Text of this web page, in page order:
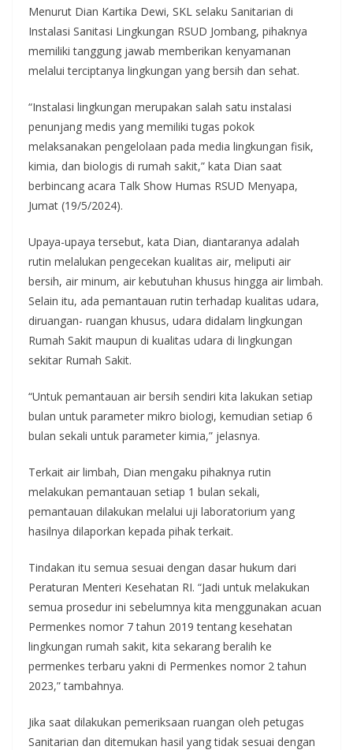
Menurut Dian Kartika Dewi, SKL selaku Sanitarian di
Instalasi Sanitasi Lingkungan RSUD Jombang, pihaknya
memiliki tanggung jawab memberikan kenyamanan
melalui terciptanya lingkungan yang bersih dan sehat.
“Instalasi lingkungan merupakan salah satu instalasi
penunjang medis yang memiliki tugas pokok
melaksanakan pengelolaan pada media lingkungan fisik,
kimia, dan biologis di rumah sakit,” kata Dian saat
berbincang acara Talk Show Humas RSUD Menyapa,
Jumat (19/5/2024).
Upaya-upaya tersebut, kata Dian, diantaranya adalah
rutin melalukan pengecekan kualitas air, meliputi air
bersih, air minum, air kebutuhan khusus hingga air limbah.
Selain itu, ada pemantauan rutin terhadap kualitas udara,
diruangan- ruangan khusus, udara didalam lingkungan
Rumah Sakit maupun di kualitas udara di lingkungan
sekitar Rumah Sakit.
“Untuk pemantauan air bersih sendiri kita lakukan setiap
bulan untuk parameter mikro biologi, kemudian setiap 6
bulan sekali untuk parameter kimia,” jelasnya.
Terkait air limbah, Dian mengaku pihaknya rutin
melakukan pemantauan setiap 1 bulan sekali,
pemantauan dilakukan melalui uji laboratorium yang
hasilnya dilaporkan kepada pihak terkait.
Tindakan itu semua sesuai dengan dasar hukum dari
Peraturan Menteri Kesehatan RI. “Jadi untuk melakukan
semua prosedur ini sebelumnya kita menggunakan acuan
Permenkes nomor 7 tahun 2019 tentang kesehatan
lingkungan rumah sakit, kita sekarang beralih ke
permenkes terbaru yakni di Permenkes nomor 2 tahun
2023,” tambahnya.
Jika saat dilakukan pemeriksaan ruangan oleh petugas
Sanitarian dan ditemukan hasil yang tidak sesuai dengan